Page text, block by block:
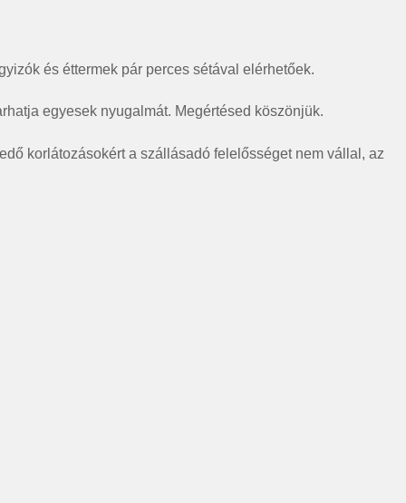
és éttermek pár perces sétával elérhetőek.
egyesek nyugalmát. Megértésed köszönjük.
korlátozásokért a szállásadó felelősséget nem vállal, az